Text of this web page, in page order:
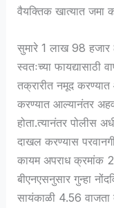
वैयक्तिक खात्यात
सुमारे 1 लाख 98 हजार
स्वतःच्या
तक्रारीत नमूद
करण्यात आल्यानंतर
होता.त्यानंतर पोलीस
दाखल करण्यास
कायम अपराध
बीएनएसनुसार गुन्हा
सायंकाळी 4.56